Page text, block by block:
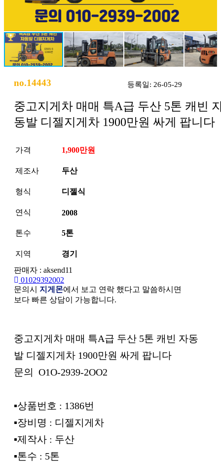
no.14443 등록일: 26-05-29
중고지게차 매매 특A급 두산 5톤 캐빈
동발 디젤지게차 1900만원 싸게 팝니다
가격 1,900만원
제조사 두산
형식 디젤식
연식 2008
톤수 5톤
지역
경기
판매자 : aksend11
01029392002
문의시 지게몬에서 보고 연락 했다고 말씀하시면
보다 빠른 상담이 가능합니다.
본문
중고지게차 매매 특A급 두산 5톤 캐빈 자동
발 디젤지게차 1900만원 싸게 팝니다
문의 O1O-2939-2OO2
▪︎상품번호 : 1386번
▪︎장비명 : 디젤지게차
▪︎제작사 : 두산
▪︎톤수 : 5톤